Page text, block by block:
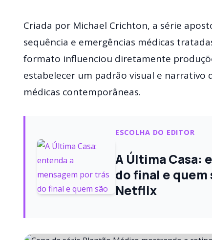
Criada por Michael Crichton, a série
sequência e emergências médicas
formato influenciou diretamente
estabelecer um padrão visual e
médicas contemporâneas.
ESCOLHA DO EDITOR
A Última Casa:
do final e quem
Netflix